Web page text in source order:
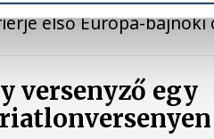
első Európa-bajnoki
versenyző egy